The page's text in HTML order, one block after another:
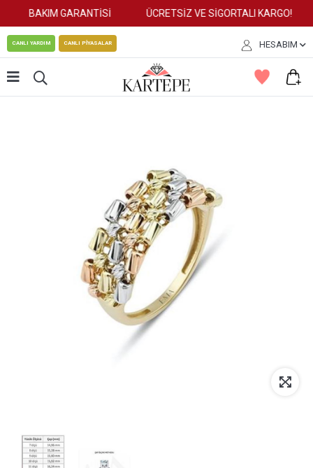
BAKIM GARANTİSİ ÜCRETSİZ VE SİGORTALI KARGO!
CANLI YARDIM CANLI PİYASALAR HESABIM